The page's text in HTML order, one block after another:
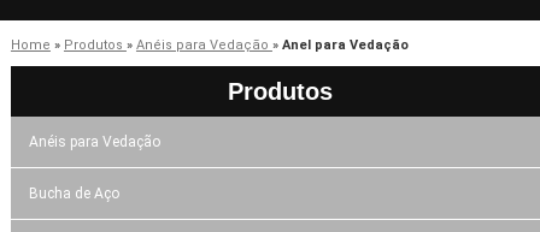
Home » Produtos » Anéis para Vedação » Anel para Vedação
Produtos
Anéis para Vedação
Bucha de Aço